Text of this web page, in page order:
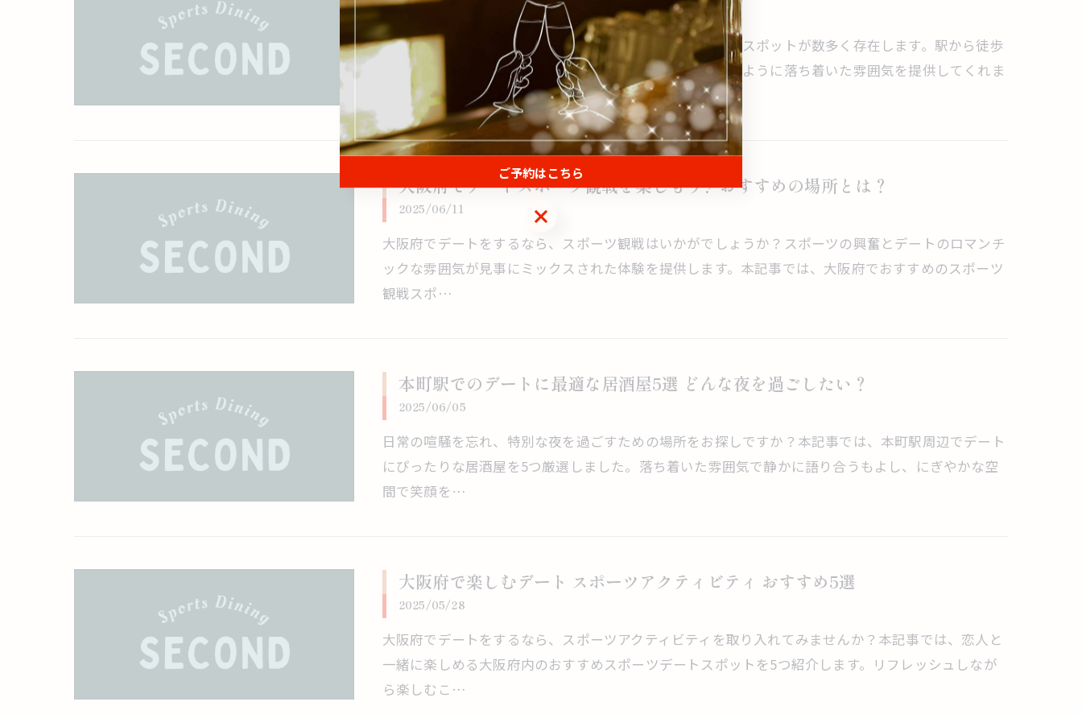
2025/06/17
阿波座駅周辺には、都会の喧騒から離れた魅力的なデートスポットが数多く存在します。駅から徒歩
数分の立地にあるカフェやレストランは、まるで隠れ家のように落ち着いた雰囲気を提供してくれま
す。また…
大阪府でデートスポーツ観戦を楽しもう！おすすめの場所とは？
2025/06/11
大阪府でデートをするなら、スポーツ観戦はいかがでしょうか？スポーツの興奮とデートのロマンチ
ックな雰囲気が見事にミックスされた体験を提供します。本記事では、大阪府でおすすめのスポーツ
観戦スポ…
本町駅でのデートに最適な居酒屋5選 どんな夜を過ごしたい？
2025/06/05
日常の喧騒を忘れ、特別な夜を過ごすための場所をお探しですか？本記事では、本町駅周辺でデート
にぴったりな居酒屋を5つ厳選しました。落ち着いた雰囲気で静かに語り合うもよし、にぎやかな空
間で笑顔を…
大阪府で楽しむデート スポーツアクティビティ おすすめ5選
2025/05/28
大阪府でデートをするなら、スポーツアクティビティを取り入れてみませんか？本記事では、恋人と
一緒に楽しめる大阪府内のおすすめスポーツデートスポットを5つ紹介します。リフレッシュしなが
ら楽しむこ…
ご予約はこちら
ご予約はこちら